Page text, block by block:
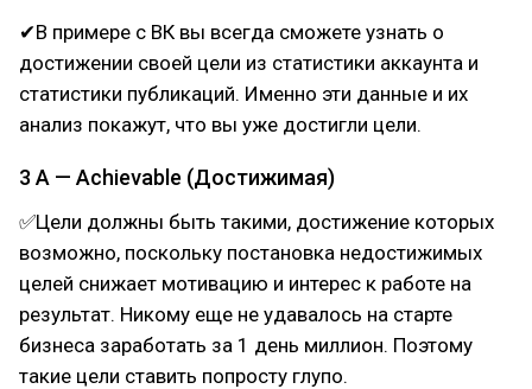
✔В примере с ВК вы всегда сможете узнать о
достижении своей цели из статистики аккаунта и
статистики публикаций. Именно эти данные и их
анализ покажут, что вы уже достигли цели.
3 A — Achievable (Достижимая)
✅Цели должны быть такими, достижение которых
возможно, поскольку постановка недостижимых
целей снижает мотивацию и интерес к работе на
результат. Никому еще не удавалось на старте
бизнеса заработать за 1 день миллион. Поэтому
такие цели ставить попросту глупо.